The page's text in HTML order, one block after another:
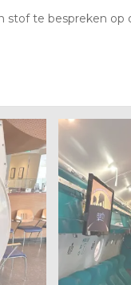
stof te bespreken